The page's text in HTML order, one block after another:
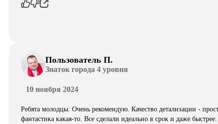
Пользователь П.
Знаток города 4 уровня
10 ноября 2024
Ребята молодцы. Очень рекомендую. Качество детализации -
фантастика какая-то. Все сделали идеально в срок и даже быстрее.